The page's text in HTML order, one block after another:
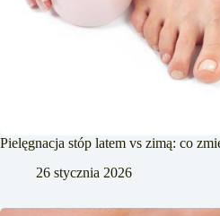
Pielęgnacja stóp latem vs zimą: co
26 stycznia 2026